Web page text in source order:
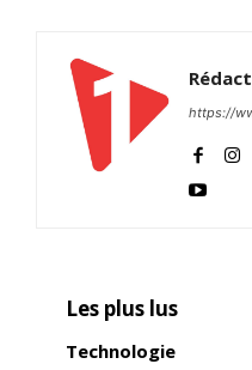
https://
Les plus lus
Technologie